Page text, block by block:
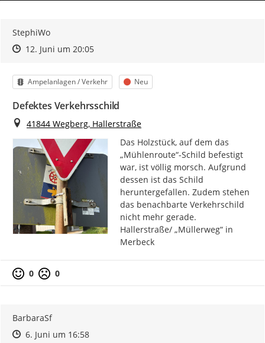
StephiWo
Zeitpunkt des Erstellens
Zeitpunkt des Erstellens
12. Juni um 20:05Zur Äußerung
Kategorie
Ampelanlagen / Verkehr Status
Neu
Defektes Verkehrsschild
Ort
41844 Wegberg, Hallerstraße
Das Holzstück, auf dem das
„Mühlenroute“-Schild befestigt
war, ist völlig morsch. Aufgrund
dessen ist das Schild
heruntergefallen. Zudem stehen
das benachbarte Verkehrschild
nicht mehr gerade.
Hallerstraße/ „Müllerweg“ in
Merbeck
0 0
BarbaraSf
Zeitpunkt des Erstellens
Zeitpunkt des Erstellens
6. Juni um 16:58Zur Äußerung